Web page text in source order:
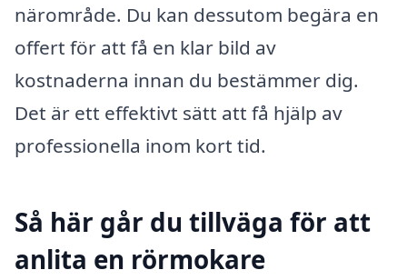
närområde. Du kan dessutom begära en
offert för att få en klar bild av
kostnaderna innan du bestämmer dig.
Det är ett effektivt sätt att få hjälp av
professionella inom kort tid.
Så här går du tillväga för att
anlita en rörmokare